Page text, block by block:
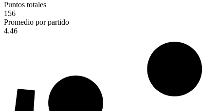
Puntos totales
156
Promedio por partido
4.46